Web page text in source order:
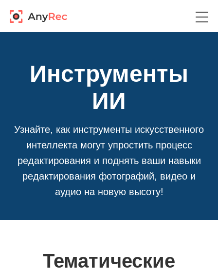
Инструменты
ИИ
Узнайте, как инструменты искусственного
интеллекта могут упростить процесс
редактирования и поднять ваши навыки
редактирования фотографий, видео и
аудио на новую высоту!
Тематические